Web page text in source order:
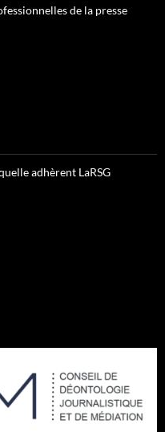
de la presse
adhèrent LaRSG